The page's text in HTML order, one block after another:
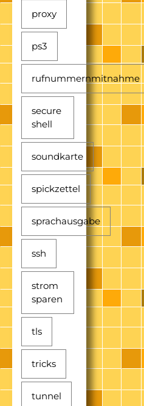
proxy
ps3
rufnummernmitnahme
secure
shell
soundkarte
spickzettel
sprachausgabe
ssh
strom
sparen
tls
tricks
tunnel